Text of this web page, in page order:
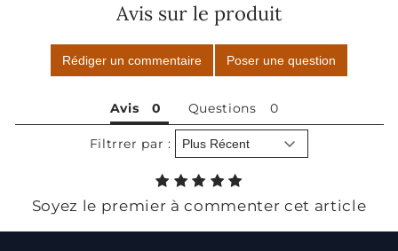
Avis sur le produit
Rédiger un commentaire Poser une question
Avis Questions
Filtrrer par :
Soyez le premier à commenter cet article